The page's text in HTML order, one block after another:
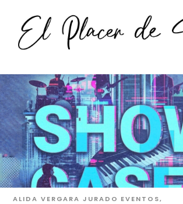
content
ALIDA VERGARA JURADO EVENTOS,